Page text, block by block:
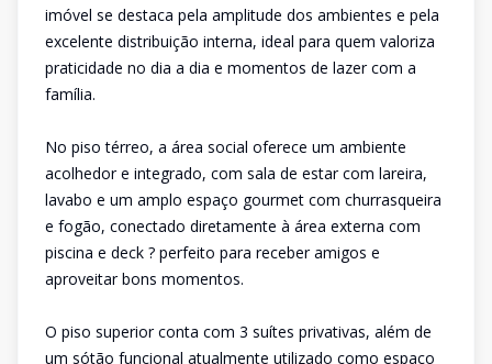
imóvel se destaca pela amplitude dos ambientes e pela
excelente distribuição interna, ideal para quem valoriza
praticidade no dia a dia e momentos de lazer com a
família.
No piso térreo, a área social oferece um ambiente
acolhedor e integrado, com sala de estar com lareira,
lavabo e um amplo espaço gourmet com churrasqueira
e fogão, conectado diretamente à área externa com
piscina e deck ? perfeito para receber amigos e
aproveitar bons momentos.
O piso superior conta com 3 suítes privativas, além de
um sótão funcional atualmente utilizado como espaço